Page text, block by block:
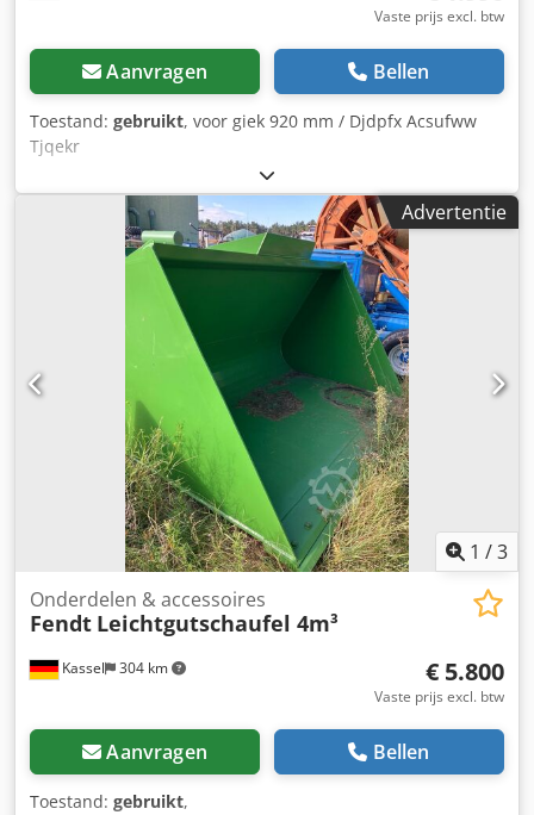
Vaste prijs excl. btw
Aanvragen Bellen
Toestand: gebruikt, voor giek 920 mm / Djdpfx Acsufww
Tjqekr
Advertentie
1 /3
Kassel 304 km
Onderdelen & accessoires
Fendt Leichtgutschaufel 4m³
€ 5.800
Vaste prijs excl. btw
Aanvragen Bellen
Toestand: gebruikt,